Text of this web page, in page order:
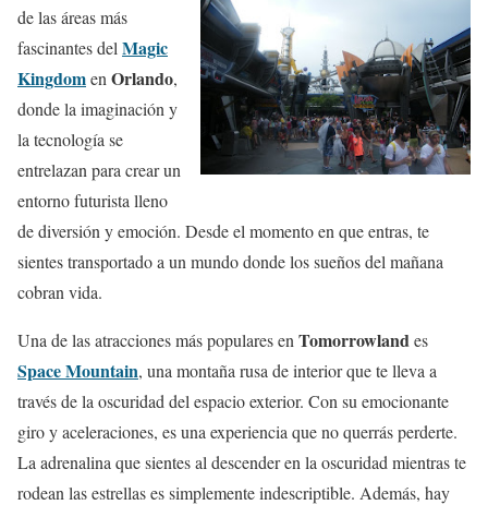
de las áreas más
fascinantes del Magic
Kingdomen Orlando,
donde la imaginación y
la tecnología se
entrelazan para crear un
entorno futurista lleno
de diversión y emoción. Desde el momento en que entras, te
sientes transportado a un mundo donde los sueños del mañana
cobran vida.
Una de las atracciones más populares en Tomorrowlandes
Space Mountain, una montaña rusa de interior que te lleva a
través de la oscuridad del espacio exterior. Con su emocionante
giro y aceleraciones, es una experiencia que no querrás perderte.
La adrenalina que sientes al descender en la oscuridad mientras te
rodean las estrellas es simplemente indescriptible. Además, hay